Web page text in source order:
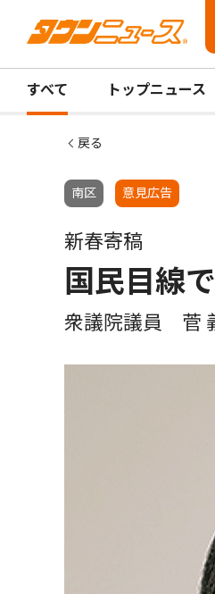
すべて トップニュース
戻る
南区 意見広告
新春寄稿
国民目線
衆議院議員 菅